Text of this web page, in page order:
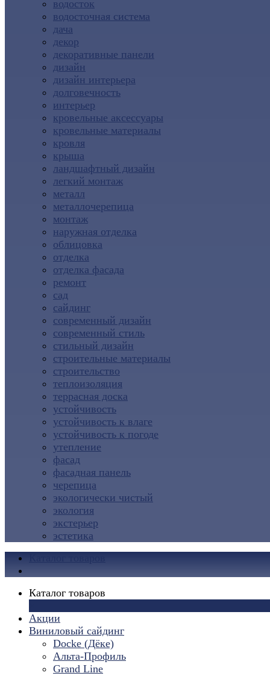
водосток
водосточная система
дача
декор
декоративные панели
дизайн
дизайн интерьера
долговечность
интерьер
кровельные аксессуары
кровельные материалы
кровля
крыша
ландшафтный дизайн
легкий монтаж
металл
металлочерепица
монтаж
наружная отделка
облицовка
отделка
отделка фасада
ремонт
сад
сайдинг
современный дизайн
современный стиль
стильный дизайн
строительные материалы
строительство
теплоизоляция
террасная доска
устойчивость
устойчивость к влаге
устойчивость к погоде
утепление
фасад
фасадная панель
черепица
экологически чистый
экология
экстерьер
эстетика
Каталог товаров
Акции
Виниловый сайдинг
Docke (Дёке)
Альта-Профиль
Grand Line